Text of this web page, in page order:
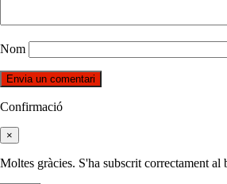
Nom
Confirmació
×
Moltes gràcies. S'ha subscrit correctament al